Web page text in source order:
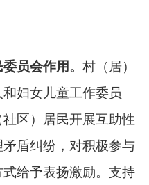
农村部门负责推
战略重要内容。
生机构为 互助性
。广播电视管理
宣传活动。体育
动为纽带促进老
务。残联负责支